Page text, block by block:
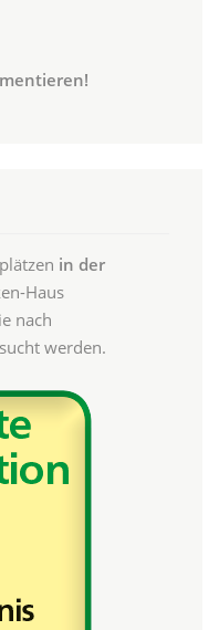
in der
Haus
nach
werden.